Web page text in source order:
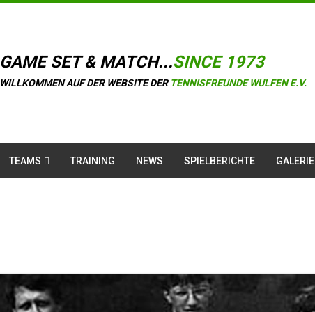
GAME SET & MATCH...SINCE 1973
WILLKOMMEN AUF DER WEBSITE DER TENNISFREUNDE WULFEN E.V.
TEAMS TRAINING NEWS SPIELBERICHTE GALERIE